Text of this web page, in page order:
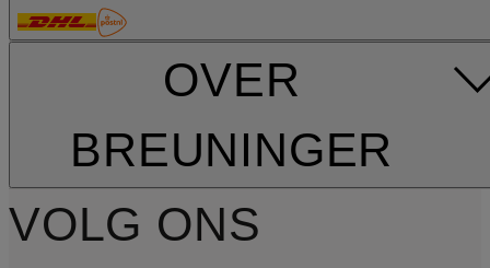
OVER
BREUNINGER
VOLG ONS